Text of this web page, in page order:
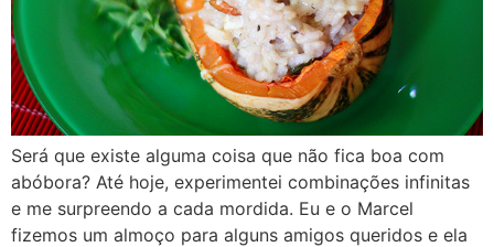
Será que existe alguma coisa que não fica boa com
abóbora? Até hoje, experimentei combinações infinitas
e me surpreendo a cada mordida. Eu e o Marcel
fizemos um almoço para alguns amigos queridos e ela